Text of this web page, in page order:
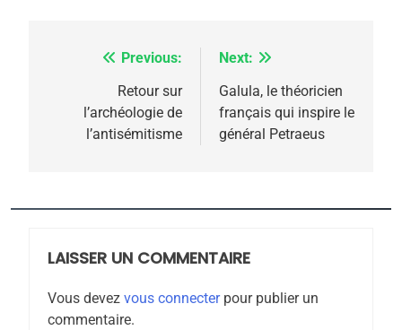
Navigation
l’article
Previous:
Retour sur
l’archéologie de
l’antisémitisme
Next:
Galula, le théoricien
français qui inspire le
général Petraeus
LAISSER UN COMMENTAIRE
Vous devez vous connecterpour publier un
commentaire.
2025, l’année la plus
meurtrière selon le
rapport d’ADL contre
FRANCE ISRAÉL
FIÈRE, DIGNE ET RÉSILIENTE :
MA JUDAÏTE par Thérèse
ISRAÉL JUDAISME
7